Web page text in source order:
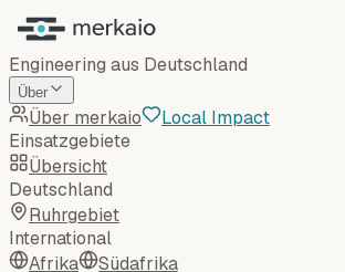
Engineering aus Deutschland
Über
Über merkaio
Local Impact
Einsatzgebiete
Übersicht
Deutschland
Ruhrgebiet
International
Afrika
Südafrika